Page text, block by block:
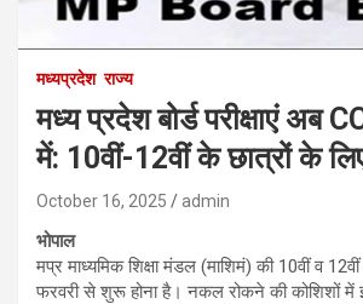
मध्यप्रदेश राज्य
मध्य प्रदेश बोर्ड परीक्षाएं अब
में: 10वीं-12वीं के छात्रों के
October 16, 2025 admin
भोपाल
मप्र माध्यमिक शिक्षा मंडल (माशिमं) की 10वीं व 12वीं
फरवरी से शुरू होना है। नकल रोकने की कोशिशों में